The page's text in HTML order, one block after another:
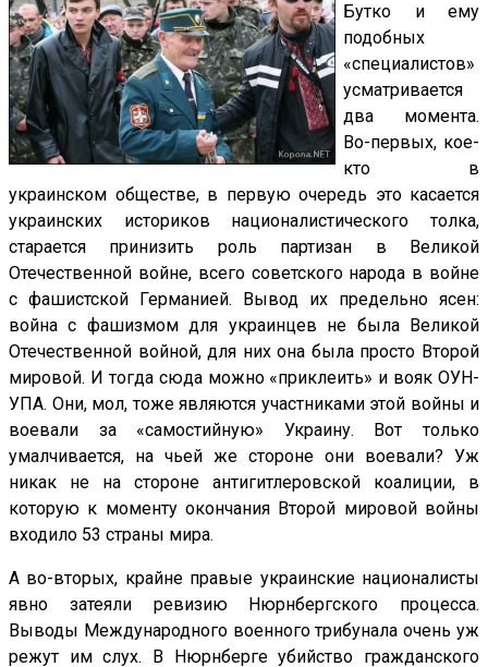
Бутко и ему
подобных
«специалистов»
усматривается
два момента.
Во-первых, кое-
кто в
украинском обществе, в первую очередь это касается
украинских историков националистического толка,
старается принизить роль партизан в Великой
Отечественной войне, всего советского народа в войне
с фашистской Германией. Вывод их предельно ясен:
война с фашизмом для украинцев не была Великой
Отечественной войной, для них она была просто Второй
мировой. И тогда сюда можно «приклеить» и вояк ОУН-
УПА. Они, мол, тоже являются участниками этой войны и
воевали за «самостийную» Украину. Вот только
умалчивается, на чьей же стороне они воевали? Уж
никак не на стороне антигитлеровской коалиции, в
которую к моменту окончания Второй мировой войны
входило 53 страны мира.
А во-вторых, крайне правые украинские националисты
явно затеяли ревизию Нюрнбергского процесса.
Выводы Международного военного трибунала очень уж
режут им слух. В Нюрнберге убийство гражданского